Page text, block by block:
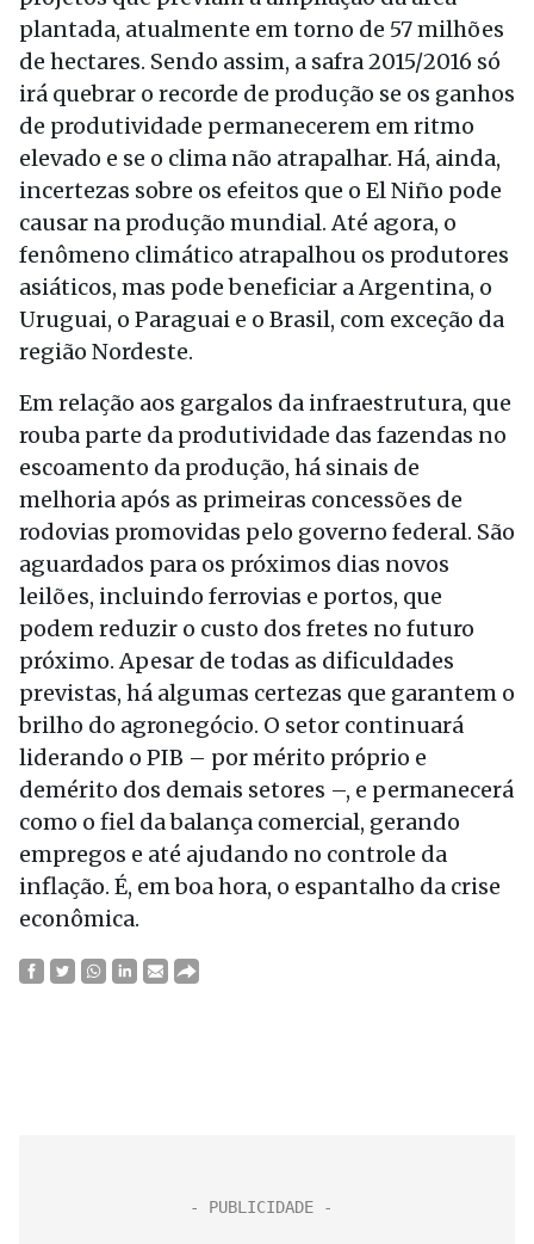
plantada, atualmente em torno de 57 milhões
de hectares. Sendo assim, a safra 2015/2016 só
irá quebrar o recorde de produção se os ganhos
de produtividade permanecerem em ritmo
elevado e se o clima não atrapalhar. Há, ainda,
incertezas sobre os efeitos que o El Niño pode
causar na produção mundial. Até agora, o
fenômeno climático atrapalhou os produtores
asiáticos, mas pode beneficiar a Argentina, o
Uruguai, o Paraguai e o Brasil, com exceção da
região Nordeste.
Em relação aos gargalos da infraestrutura, que
rouba parte da produtividade das fazendas no
escoamento da produção, há sinais de
melhoria após as primeiras concessões de
rodovias promovidas pelo governo federal. São
aguardados para os próximos dias novos
leilões, incluindo ferrovias e portos, que
podem reduzir o custo dos fretes no futuro
próximo. Apesar de todas as dificuldades
previstas, há algumas certezas que garantem o
brilho do agronegócio. O setor continuará
liderando o PIB – por mérito próprio e
demérito dos demais setores –, e permanecerá
como o fiel da balança comercial, gerando
empregos e até ajudando no controle da
inflação. É, em boa hora, o espantalho da crise
econômica.